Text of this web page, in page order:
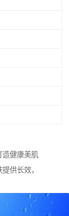
健康美肌
供长效，